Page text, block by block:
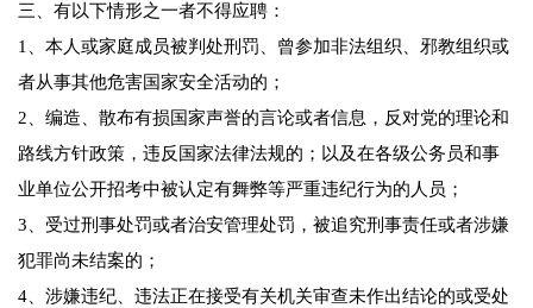
三、有以下情形之一者不得应聘：
1、本人或家庭成员被判处刑罚、曾参加非法组织、邪教组织或
者从事其他危害国家安全活动的；
2、编造、散布有损国家声誉的言论或者信息，反对党的理论和
路线方针政策，违反国家法律法规的；以及在各级公务员和事
业单位公开招考中被认定有舞弊等严重违纪行为的人员；
3、受过刑事处罚或者治安管理处罚，被追究刑事责任或者涉嫌
犯罪尚未结案的；
4、涉嫌违纪、违法正在接受有关机关审查未作出结论的或受处